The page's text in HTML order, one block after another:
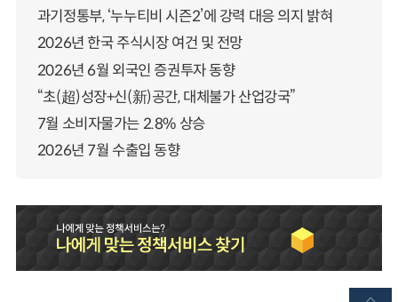
과기정통부, ‘누누티비 시즌2’에 강력 대응 의지 밝혀
2026년 한국 주식시장 여건 및 전망
2026년 6월 외국인 증권투자 동향
“초(超)성장+신(新)공간, 대체불가 산업강국”
7월 소비자물가는 2.8% 상승
2026년 7월 수출입 동향